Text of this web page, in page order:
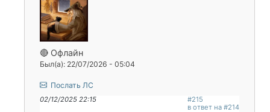
🔴 Офлайн
Был(а): 22/07/2026 - 05:04
Послать ЛС
02/12/2025 22:15
#215
в ответ на #214